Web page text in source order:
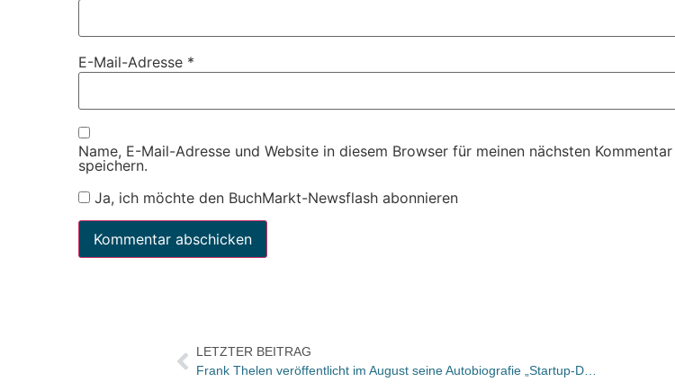
E-Mail-Adresse *
Name, E-Mail-Adresse und Website in diesem Browser für meinen nächsten Kommentar
speichern.
Ja, ich möchte den BuchMarkt-Newsflash abonnieren
LETZTER BEITRAG
Frank Thelen veröffentlicht im August seine Autobiografie „Startup-DNA. Hinfallen, aufstehen, die Welt verändern“